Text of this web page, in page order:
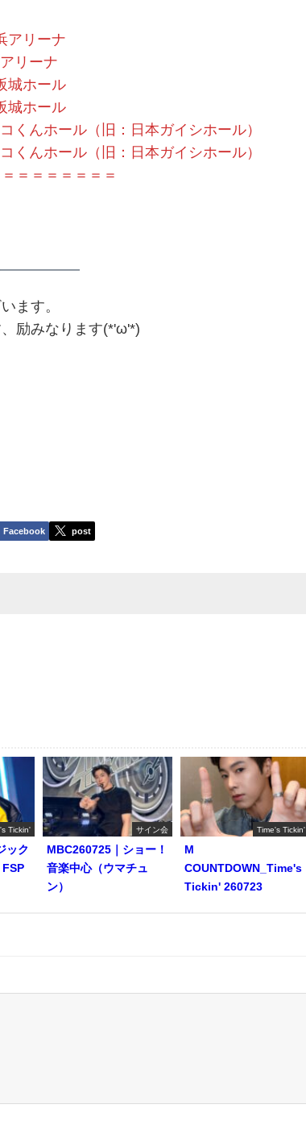
アリーナ
リーナ
城ホール
城ホール
んホール（旧：日本ガイシホール）
んホール（旧：日本ガイシホール）
＝＝＝＝＝＝＝
ます。
励みなります(*'ω'*)
Facebook post
Tickin'
ック
サイン会
MBC260725｜ショー！
音楽中心（ウマチュ
ン）
Time's Tickin'
M
COUNTDOWN_Time's
Tickin' 260723